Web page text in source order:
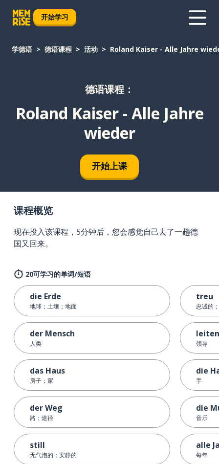
开始学习
学德语 德语课程 活动 Roland Kaiser - Alle Jahre
德语课程：
Roland Kaiser - Alle Jahre
wieder
开始上课
课程概览
现在投入该课程，5分钟后，您会感觉自己去了一趟德
国又回来。
20可学习的单词/短语
die Erde
地球；土壤；地面
der Mensch
人类
das Haus
房子；家
der Weg
路；途径
still
无气泡的；安静的
treu
忠诚的
leiten
领导
die
手
die
音乐
alle
每年